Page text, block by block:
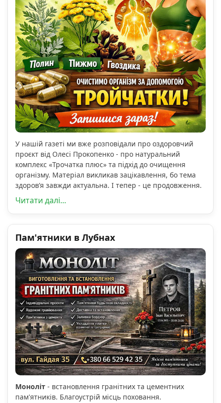
У нашій газеті ми вже розповідали про оздоровчий
проєкт від Олесі Прокопенко - про натуральний
комплекс «Трочатка плюс» та підхід до очищення
організму. Матеріал викликав зацікавлення, бо тема
здоров’я завжди актуальна. І тепер - це продовження.
Читати далі...
Пам'ятники в Лубнах
Моноліт - встановлення гранітних та цементних
пам'ятників. Благоустрій місць поховання.